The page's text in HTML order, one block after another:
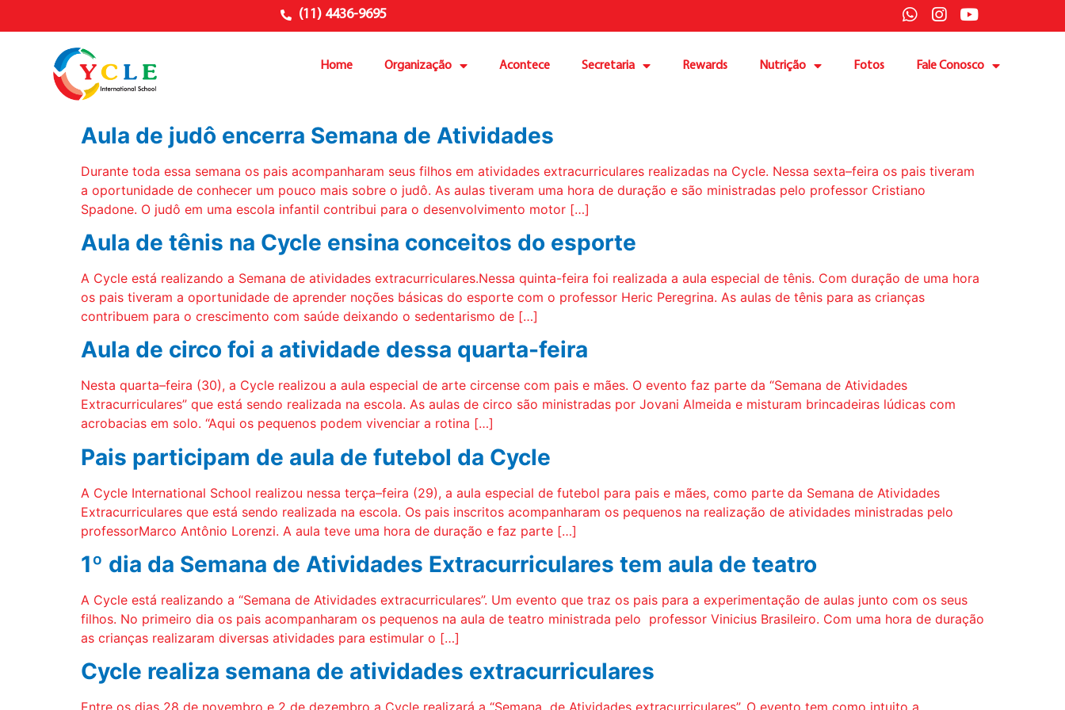
(11) 4436-9695
Home Organização Acontece Secretaria Rewards Nutrição Fotos Fale Conosco
Aula de judô encerra Semana de Atividades
Durante toda essa semana os pais acompanharam seus filhos em atividades extracurriculares realizadas na Cycle. Nessa sexta–feira os pais tiveram
a oportunidade de conhecer um pouco mais sobre o judô. As aulas tiveram uma hora de duração e são ministradas pelo professor Cristiano
Spadone. O judô em uma escola infantil contribui para o desenvolvimento motor […]
Aula de tênis na Cycle ensina conceitos do esporte
A Cycle está realizando a Semana de atividades extracurriculares.Nessa quinta-feira foi realizada a aula especial de tênis. Com duração de uma hora
os pais tiveram a oportunidade de aprender noções básicas do esporte com o professor Heric Peregrina. As aulas de tênis para as crianças
contribuem para o crescimento com saúde deixando o sedentarismo de […]
Aula de circo foi a atividade dessa quarta-feira
Nesta quarta–feira (30), a Cycle realizou a aula especial de arte circense com pais e mães. O evento faz parte da “Semana de Atividades
Extracurriculares” que está sendo realizada na escola. As aulas de circo são ministradas por Jovani Almeida e misturam brincadeiras lúdicas com
acrobacias em solo. “Aqui os pequenos podem vivenciar a rotina […]
Pais participam de aula de futebol da Cycle
A Cycle International School realizou nessa terça–feira (29), a aula especial de futebol para pais e mães, como parte da Semana de Atividades
Extracurriculares que está sendo realizada na escola. Os pais inscritos acompanharam os pequenos na realização de atividades ministradas pelo
professorMarco Antônio Lorenzi. A aula teve uma hora de duração e faz parte […]
1º dia da Semana de Atividades Extracurriculares tem aula de teatro
A Cycle está realizando a “Semana de Atividades extracurriculares”. Um evento que traz os pais para a experimentação de aulas junto com os seus
filhos. No primeiro dia os pais acompanharam os pequenos na aula de teatro ministrada pelo professor Vinicius Brasileiro. Com uma hora de duração
as crianças realizaram diversas atividades para estimular o […]
Cycle realiza semana de atividades extracurriculares